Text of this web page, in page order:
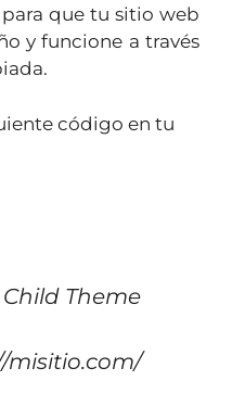
que tu sitio web
y funcione a través
código en tu
Theme
misitio.com/